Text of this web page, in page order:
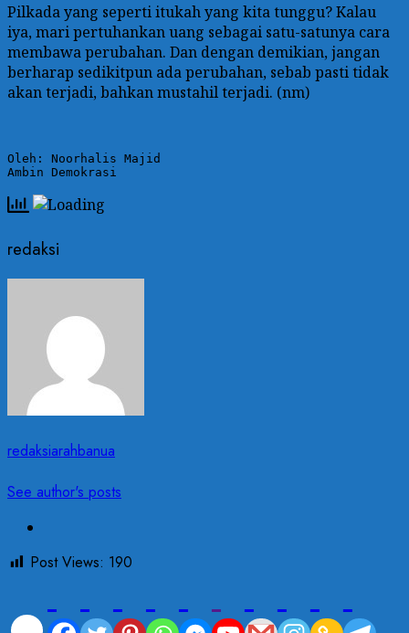
Pilkada yang seperti itukah yang kita tunggu? Kalau
iya, mari pertuhankan uang sebagai satu-satunya cara
membawa perubahan. Dan dengan demikian, jangan
berharap sedikitpun ada perubahan, sebab pasti tidak
akan terjadi, bahkan mustahil terjadi. (nm)
Oleh: Noorhalis Majid
Ambin Demokrasi
redaksi
redaksiarahbanua
See author's posts
Post Views: 190